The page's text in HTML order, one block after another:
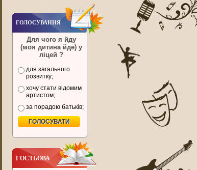
ГОЛОСУВАННЯ
Для чого я йду
(моя дитина йде) у
ліцей ?
для загального
розвитку;
хочу стати відомим
артистом;
за порадою батьків;
ГОСТЬОВА